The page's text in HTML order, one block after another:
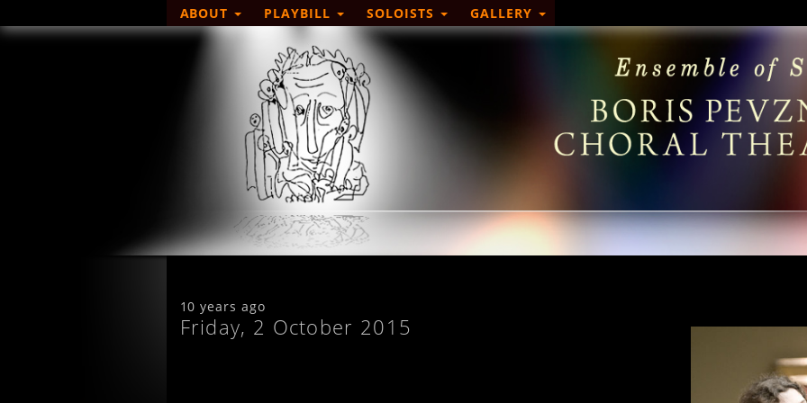
ABOUT PLAYBILL SOLOISTS GALLERY
10 years ago
Friday, 2 October 2015